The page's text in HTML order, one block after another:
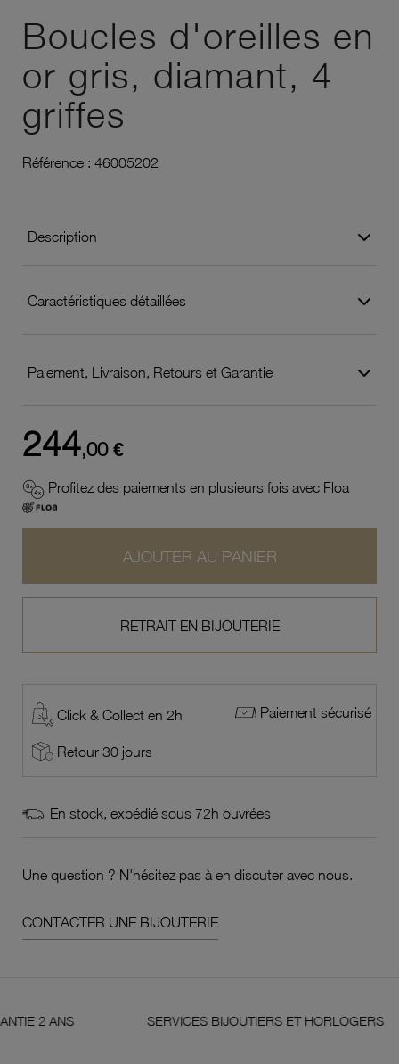
Boucles d'oreilles en
or gris, diamant, 4
griffes
Référence : 46005202
Description
Caractéristiques détaillées
Paiement, Livraison, Retours et Garantie
244,00 €
Profitez des paiements en plusieurs fois avec Floa
AJOUTER AU PANIER
RETRAIT EN BIJOUTERIE
Click & Collect en 2h Paiement sécurisé
Retour 30 jours
En stock, expédié sous 72h ouvrées
Une question ? N'hésitez pas à en discuter avec nous.
CONTACTER UNE BIJOUTERIE
ANS SERVICES BIJOUTIERS ET HORLOGERS